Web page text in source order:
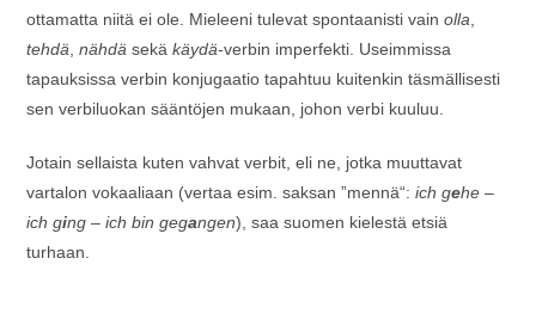
ottamatta niitä ei ole. Mieleeni tulevat spontaanisti vainolla
tehdä ,nähdä sekäkäydä-verbin imperfekti. Useimmissa
tapauksissa verbin konjugaatio tapahtuu kuitenkin täsmällisesti
sen verbiluokan sääntöjen mukaan, johon verbi kuuluu.
Jotain sellaista kuten vahvat verbit, eli ne, jotka muuttavat
vartalon vokaaliaan (vertaa esim. saksan ”mennä“:ich gehe –
ich ging – ich bin gegangen), saa suomen kielestä etsiä
turhaan.